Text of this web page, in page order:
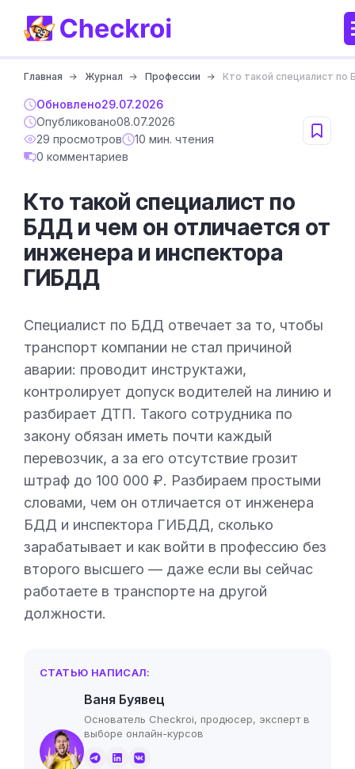
Главная Журнал Профессии Кто такой специалист
Обновлено29.07.2026
Опубликовано08.07.2026
29 просмотров
10 мин. чтения
0 комментариев
Кто такой специалист по
БДД и чем он отличается от
инженера и инспектора
ГИБДД
Специалист по БДД отвечает за то, чтобы
транспорт компании не стал причиной
аварии: проводит инструктажи,
контролирует допуск водителей на линию и
разбирает ДТП. Такого сотрудника по
закону обязан иметь почти каждый
перевозчик, а за его отсутствие грозит
штраф до 100 000 ₽. Разбираем простыми
словами, чем он отличается от инженера
БДД и инспектора ГИБДД, сколько
зарабатывает и как войти в профессию без
второго высшего — даже если вы сейчас
работаете в транспорте на другой
должности.
СТАТЬЮ НАПИСАЛ:
Ваня Буявец
Основатель Checkroi, продюсер, эксперт в
выборе онлайн-курсов